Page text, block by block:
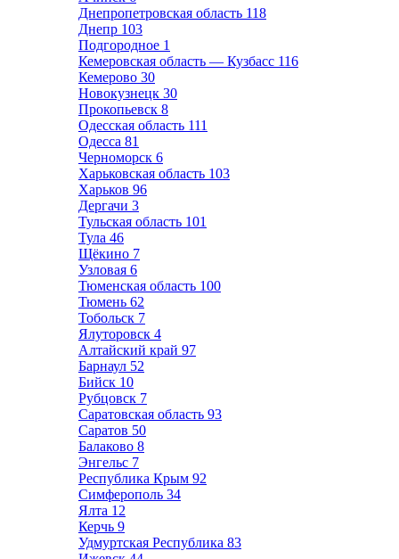
Днепропетровская область 118
Днепр 103
Подгородное 1
Кемеровская область — Кузбасс 116
Кемерово 30
Новокузнецк 30
Прокопьевск 8
Одесская область 111
Одесса 81
Черноморск 6
Харьковская область 103
Харьков 96
Дергачи 3
Тульская область 101
Тула 46
Щёкино 7
Узловая 6
Тюменская область 100
Тюмень 62
Тобольск 7
Ялуторовск 4
Алтайский край 97
Барнаул 52
Бийск 10
Рубцовск 7
Саратовская область 93
Саратов 50
Балаково 8
Энгельс 7
Республика Крым 92
Симферополь 34
Ялта 12
Керчь 9
Удмуртская Республика 83